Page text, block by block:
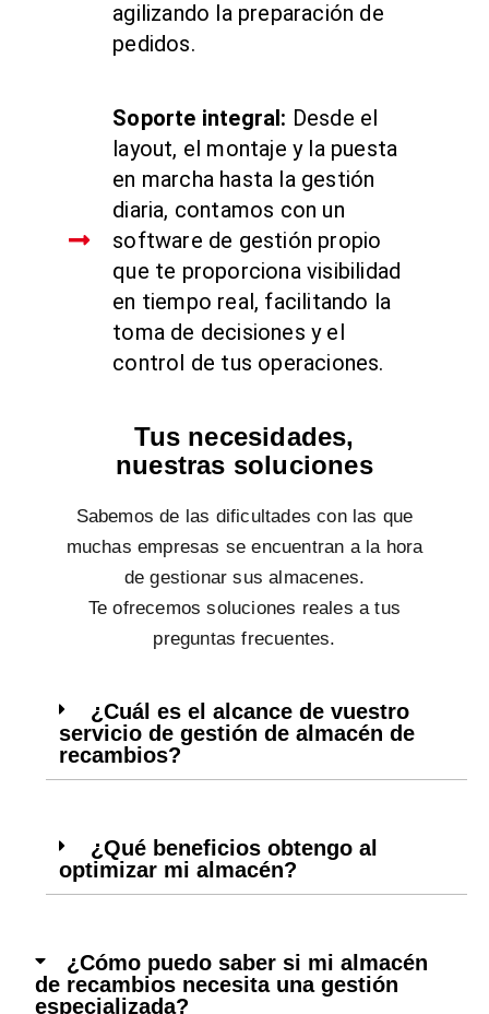
agilizando la preparación de
pedidos.
Soporte integral: Desde el
layout, el montaje y la puesta
en marcha hasta la gestión
diaria, contamos con un
software de gestión propio
que te proporciona visibilidad
en tiempo real, facilitando la
toma de decisiones y el
control de tus operaciones.
Tus necesidades,
nuestras soluciones
Sabemos de las dificultades con las que
muchas empresas se encuentran a la hora
de gestionar sus almacenes.
Te ofrecemos soluciones reales a tus
preguntas frecuentes.
¿Cómo puedo saber si mi almacén
de recambios necesita una gestión
especializada?
¿Cuál es el alcance de vuestro
servicio de gestión de almacén de
recambios?
¿Qué beneficios obtengo al
optimizar mi almacén?